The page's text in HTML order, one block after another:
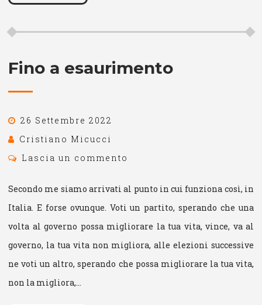
Fino a esaurimento
26 Settembre 2022
Cristiano Micucci
Lascia un commento
Secondo me siamo arrivati al punto in cui funziona così, in
Italia. E forse ovunque. Voti un partito, sperando che una
volta al governo possa migliorare la tua vita, vince, va al
governo, la tua vita non migliora, alle elezioni successive
ne voti un altro, sperando che possa migliorare la tua vita,
non la migliora,…